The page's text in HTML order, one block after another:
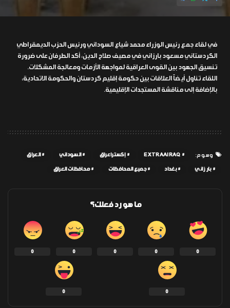
في لقاء جمع رئيس الوزراء محمد شياع السوداني ورئيس الحزب الديمقراطي
الكردستاني مسعود بارزاني في مصيف صلاح الدين، أكد الطرفان على ضرورة
تنسيق الجهود بين القوى العراقية لمواجهة الأزمات ومعالجة المشكلات.
اللقاء تناول أيضاً العلاقات بين حكومة إقليم كردستان والحكومة الاتحادية،
بالإضافة إلى مناقشة المستجدات الإقليمية.
وسوم: EXTRAAIRAQ إكسترا عراق السوداني العراق
بارزاني بغداد جميع المحافظات محافظات العراق
ما هو رد فعلك؟
0
0
0
0
0
0
0